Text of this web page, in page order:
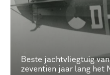
Beste jachtvliegtuig
zeventien jaar lang het